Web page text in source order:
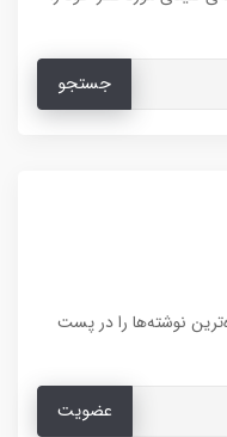
جستجو
نوشته‌ها را در پست
عضویت